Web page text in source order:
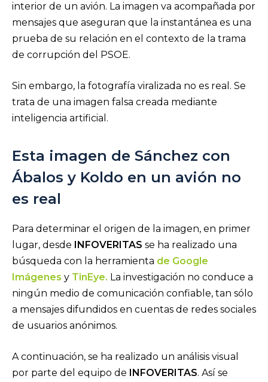
interior de un avión. La imagen va acompañada por
mensajes que aseguran que la instantánea es una
prueba de su relación en el contexto de la trama
de corrupción del PSOE.
Sin embargo, la fotografía viralizada no es real. Se
trata de una imagen falsa creada mediante
inteligencia artificial.
Esta imagen de Sánchez con
Ábalos y Koldo en un avión no
es real
Para determinar el origen de la imagen, en primer
lugar, desde
INFOVERITAS se ha realizado una
búsqueda con la herramienta de Google
Imágenes y TinEye. La investigación no conduce a
ningún medio de comunicación confiable, tan sólo
a mensajes difundidos en cuentas de redes sociales
de usuarios anónimos.
A continuación, se ha realizado un análisis visual
por parte del equipo de INFOVERITAS. Así se